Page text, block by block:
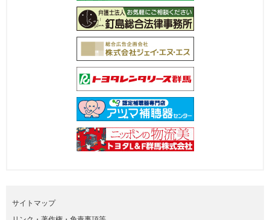
サイトマップ